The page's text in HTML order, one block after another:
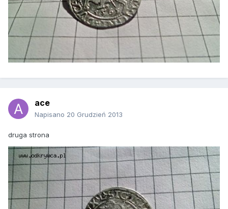
ace
Napisano 20 Grudzień 2013
druga strona